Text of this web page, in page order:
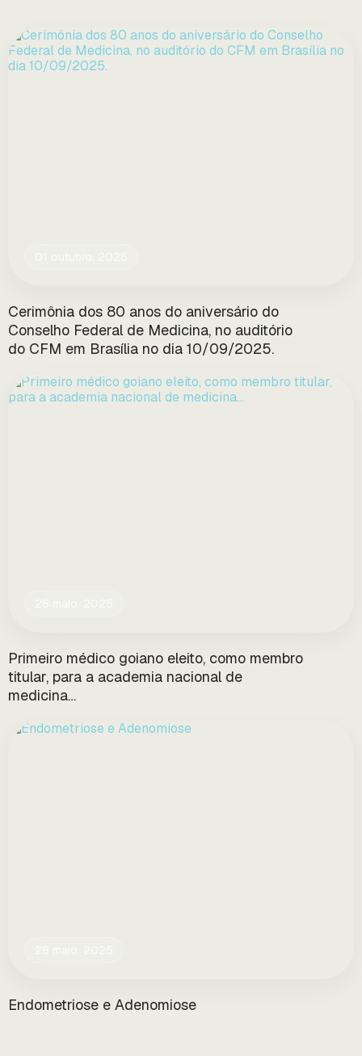
Cerimônia dos 80 anos do aniversário do
Conselho Federal de Medicina, no auditório
do CFM em Brasília no dia 10/09/2025.
Primeiro médico goiano eleito, como membro
titular, para a academia nacional de
medicina…
Endometriose e Adenomiose